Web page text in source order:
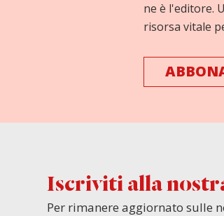
ne è l'editore.
risorsa vitale
Iscriviti alla
Per rimanere aggiornato sulle